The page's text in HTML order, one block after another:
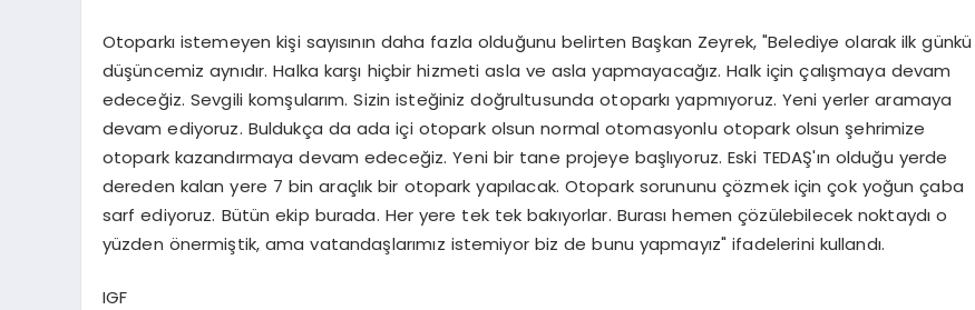
Otoparkı istemeyen kişi sayısının daha fazla olduğunu belirten Başkan Zeyrek, "Belediye olarak ilk günkü
düşüncemiz aynıdır. Halka karşı hiçbir hizmeti asla ve asla yapmayacağız. Halk için çalışmaya devam
edeceğiz. Sevgili komşularım. Sizin isteğiniz doğrultusunda otoparkı yapmıyoruz. Yeni yerler aramaya
devam ediyoruz. Buldukça da ada içi otopark olsun normal otomasyonlu otopark olsun şehrimize
otopark kazandırmaya devam edeceğiz. Yeni bir tane projeye başlıyoruz. Eski TEDAŞ'ın olduğu yerde
dereden kalan yere 7 bin araçlık bir otopark yapılacak. Otopark sorununu çözmek için çok yoğun çaba
sarf ediyoruz. Bütün ekip burada. Her yere tek tek bakıyorlar. Burası hemen çözülebilecek noktaydı o
yüzden önermiştik, ama vatandaşlarımız istemiyor biz de bunu yapmayız" ifadelerini kullandı.
IGF